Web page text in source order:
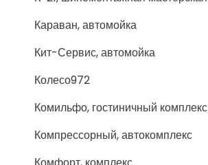
Караван, автомойка
Кит-Сервис, автомойка
Колесо972
Комильфо, гостиничный комплекс
Компрессорный, автокомплекс